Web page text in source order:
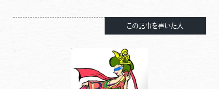
この記事を書いた人